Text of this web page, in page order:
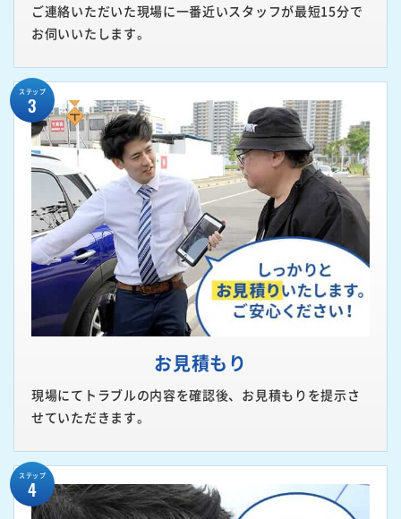
ご連絡いただいた現場に一番近いスタッフが最短15分で
お伺いいたします。
ステップ
3
お見積もり
現場にてトラブルの内容を確認後、お見積もりを提示さ
せていただきます。
ステップ
4